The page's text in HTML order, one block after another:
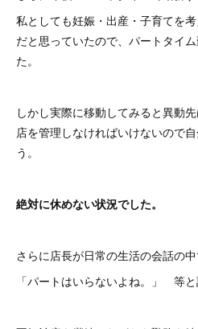
私としても妊娠・出産・子育てを
だと思っていたので、パートタイ
た。
しかし実際に移動してみると異動
店を管理しなければいけないので
う。
絶対に休めない状況でした。
さらに店長が日常の生活の会話の
「パートはいらないよね。」 等と